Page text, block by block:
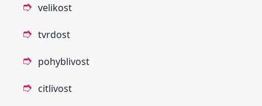
velikost
tvrdost
pohyblivost
citlivost